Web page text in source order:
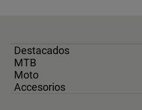
Destacados
MTB
Moto
Accesorios